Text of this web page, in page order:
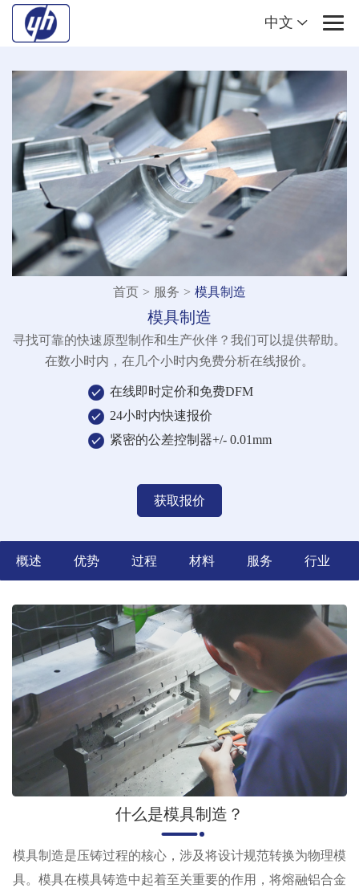
中文
首页 > 服务 > 模具制造
模具制造
寻找可靠的快速原型制作和生产伙伴？我们可以提供帮助。
在数小时内，在几个小时内免费分析在线报价。
在线即时定价和免费DFM
24小时内快速报价
紧密的公差控制器+/- 0.01mm
获取报价
概述 优势 过程 材料 服务 行业
什么是模具制造？
模具制造是压铸过程的核心，涉及将设计规范转换为物理模
具。模具在模具铸造中起着至关重要的作用，将熔融铝合金